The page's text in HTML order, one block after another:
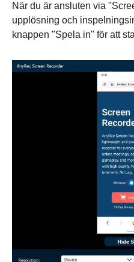
När du är ansluten via
upplösning och
knappen "Spela in" för att